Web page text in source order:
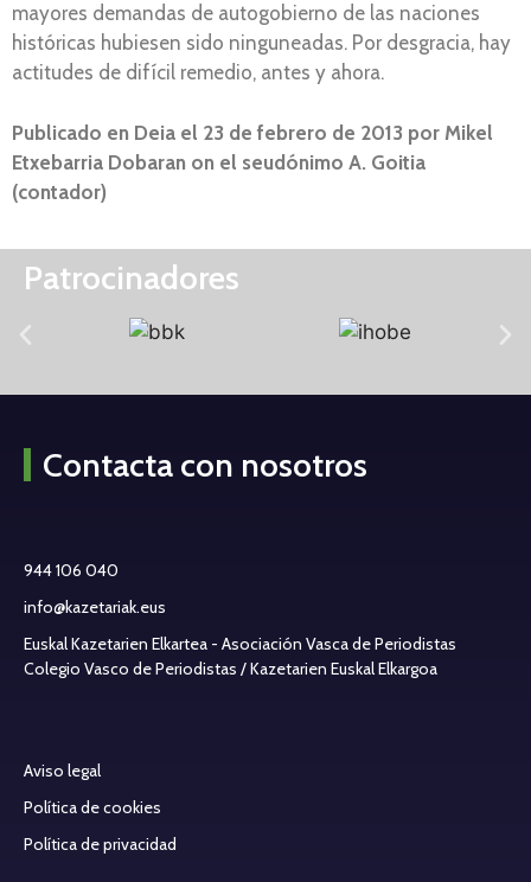
mayores demandas de autogobierno de las naciones
históricas hubiesen sido ninguneadas. Por desgracia, hay
actitudes de difícil remedio, antes y ahora.
Publicado en Deia el 23 de febrero de 2013 por Mikel
Etxebarria Dobaran on el seudónimo A. Goitia
(contador)
Patrocinadores
Contacta con nosotros
944 106 040
info@kazetariak.eus
Euskal Kazetarien Elkartea - Asociación Vasca de Periodistas
Colegio Vasco de Periodistas / Kazetarien Euskal Elkargoa
Aviso legal
Política de cookies
Política de privacidad